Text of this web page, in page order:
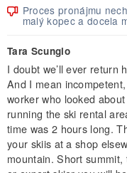
Proces pronájmu
malý kopec a docela
Tara Scungio
I doubt we’ll ever return
And I mean
worker who looked
running the ski rental
time was 2 hours long.
your skiis at a shop
mountain. Short